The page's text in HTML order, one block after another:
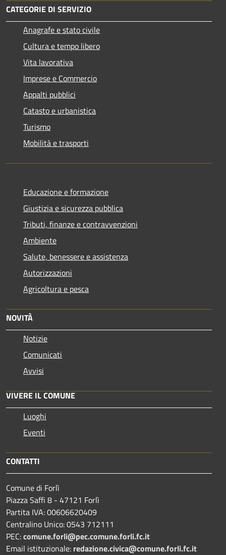
CATEGORIE DI SERVIZIO
Anagrafe e stato civile
Cultura e tempo libero
Vita lavorativa
Imprese e Commercio
Appalti pubblici
Catasto e urbanistica
Turismo
Mobilità e trasporti
Educazione e formazione
Giustizia e sicurezza pubblica
Tributi, finanze e contravvenzioni
Ambiente
Salute, benessere e assistenza
Autorizzazioni
Agricoltura e pesca
NOVITÀ
Notizie
Comunicati
Avvisi
VIVERE IL COMUNE
Luoghi
Eventi
CONTATTI
Comune di Forlì
Piazza Saffi 8 - 47121 Forlì
Partita IVA: 00606620409
Centralino Unico: 0543 712111
PEC:comune.forli@pec.comune.forli.fc.it
Email istituzionale: redazione.civica@comune.forli.fc.it